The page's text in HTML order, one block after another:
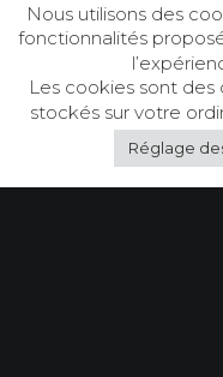
« J’ai une
décidé d’avoir
Nous utilisons des
fonctionnalités
Les cookies sont
stockés sur votre
Réglage